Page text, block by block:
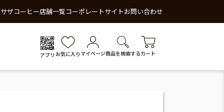
ザコーヒー店舗一覧コーポレートサイトお問い合わせ
アプリ お気に入り マイページ商品を検索するカート